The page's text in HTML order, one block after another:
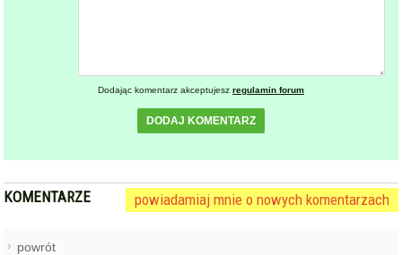
Dodając komentarz akceptujesz regulamin forum
DODAJ KOMENTARZ
KOMENTARZE powiadamiaj mnie o nowych komentarzach
powrót